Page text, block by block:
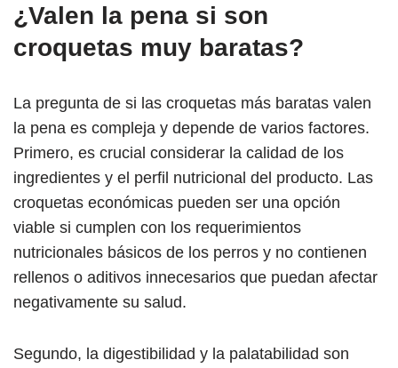
¿Valen la pena si son
croquetas muy baratas?
La pregunta de si las croquetas más baratas valen
la pena es compleja y depende de varios factores.
Primero, es crucial considerar la calidad de los
ingredientes y el perfil nutricional del producto. Las
croquetas económicas pueden ser una opción
viable si cumplen con los requerimientos
nutricionales básicos de los perros y no contienen
rellenos o aditivos innecesarios que puedan afectar
negativamente su salud.
Segundo, la digestibilidad y la palatabilidad son